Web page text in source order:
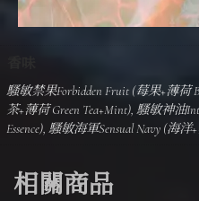
騷敏禁果Forbidden Fruit (莓果+薄荷
茶+薄荷 Green Tea+Mint), 騷敏神油
Essence), 騷敏海軍Sensual Navy (海
相關商品